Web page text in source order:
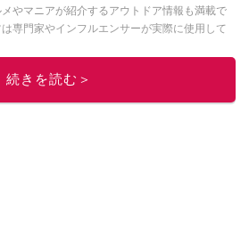
やマニアが紹介するアウトドア情報も満載で
専門家やインフルエンサーが実際に使用して
続きを読む＞